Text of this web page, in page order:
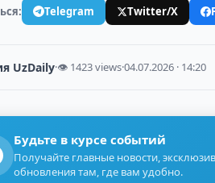
Telegram Twitter/X
UzDaily·👁 1423 views·04.07.2026 · 14:20
Будьте в курсе событий
Получайте главные новости,
обновления там, где вам удобно.